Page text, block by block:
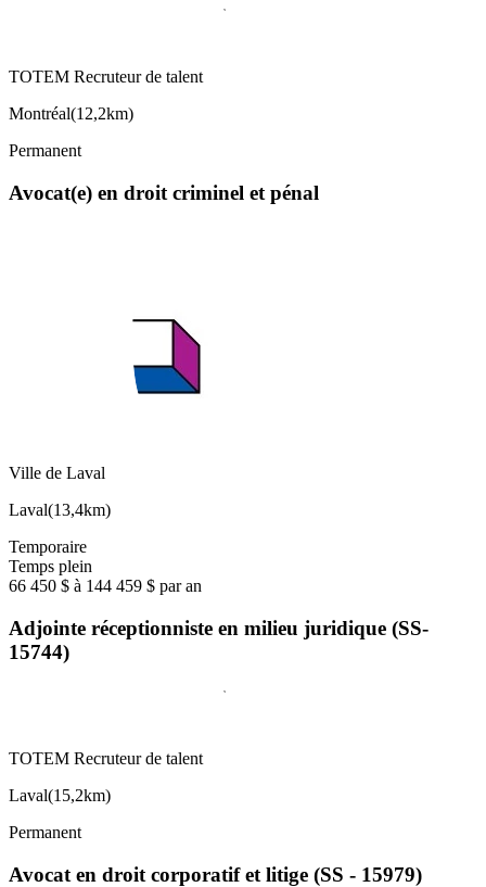
TOTEM Recruteur de talent
Montréal(12,2km)
Permanent
Avocat(e) en droit criminel et pénal
Ville de Laval
Laval(13,4km)
Temporaire
Temps plein
66 450 $ à 144 459 $ par an
Adjointe réceptionniste en milieu juridique (SS-
15744)
TOTEM Recruteur de talent
Laval(15,2km)
Permanent
Avocat en droit corporatif et litige (SS - 15979)